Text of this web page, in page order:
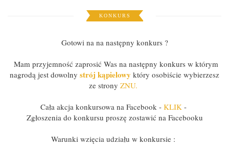
KONKURS
Gotowi na na następny konkurs ?
Mam przyjemność zaprosić Was na następny konkurs w którym
nagrodą jest dowolny strój kąpielowy który osobiście wybierzesz
ze strony ZNU.
Cała akcja konkursowa na Facebook - KLIK -
Zgłoszenia do konkursu proszę zostawić na Facebooku
Warunki wzięcia udziału w konkursie :